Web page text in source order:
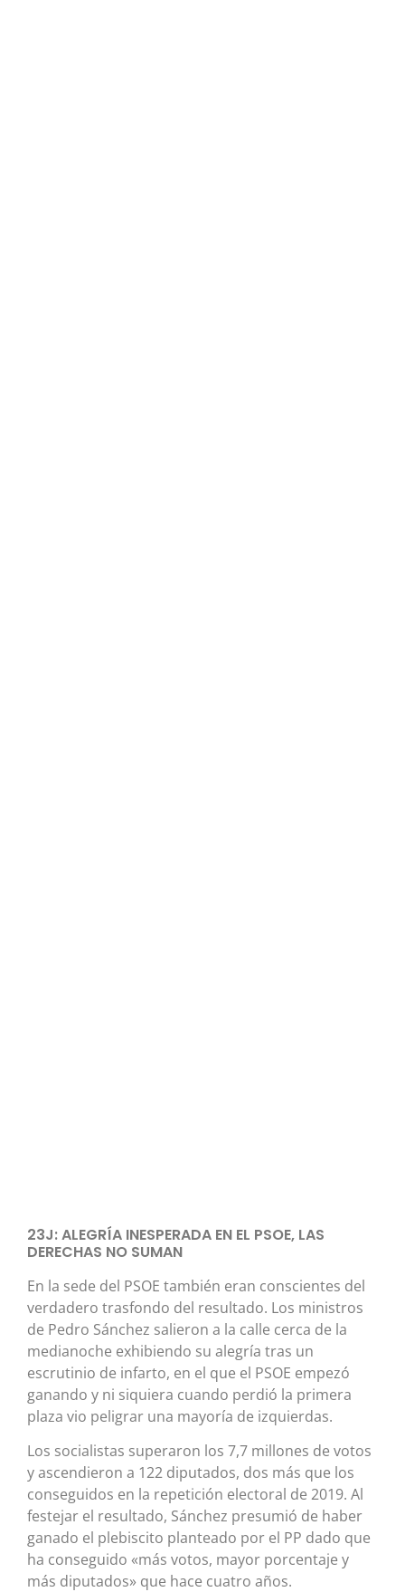
23J: ALEGRÍA INESPERADA EN EL PSOE, LAS
DERECHAS NO SUMAN
En la sede del PSOE también eran conscientes del
verdadero trasfondo del resultado. Los ministros
de Pedro Sánchez salieron a la calle cerca de la
medianoche exhibiendo su alegría tras un
escrutinio de infarto, en el que el PSOE empezó
ganando y ni siquiera cuando perdió la primera
plaza vio peligrar una mayoría de izquierdas.
Los socialistas superaron los 7,7 millones de votos
y ascendieron a 122 diputados, dos más que los
conseguidos en la repetición electoral de 2019. Al
festejar el resultado, Sánchez presumió de haber
ganado el plebiscito planteado por el PP dado que
ha conseguido «más votos, mayor porcentaje y
más diputados» que hace cuatro años.